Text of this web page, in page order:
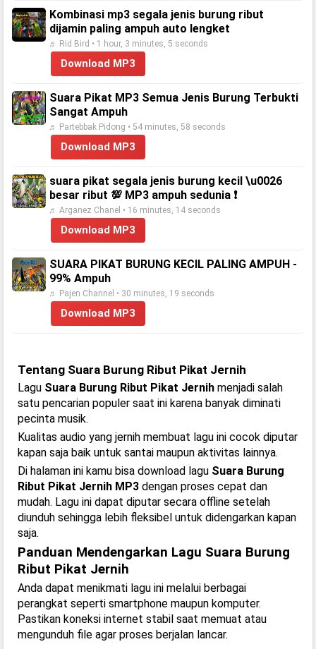
Kombinasi mp3 segala jenis burung ribut
dijamin paling ampuh auto lengket
♬ Rid Bird • 1 hour, 3 minutes, 5 seconds
Download MP3
Suara Pikat MP3 Semua Jenis Burung Terbukti
Sangat Ampuh
♬ Partebbak Pidong • 54 minutes, 58 seconds
Download MP3
suara pikat segala jenis burung kecil \u0026
besar ribut 💯 MP3 ampuh sedunia ❗
♬ Arganez Chanel • 16 minutes, 14 seconds
Download MP3
SUARA PIKAT BURUNG KECIL PALING AMPUH -
99% Ampuh
♬ Pajen Channel • 30 minutes, 19 seconds
Download MP3
Tentang Suara Burung Ribut Pikat Jernih
Lagu Suara Burung Ribut Pikat Jernih menjadi salah
satu pencarian populer saat ini karena banyak diminati
pecinta musik.
Kualitas audio yang jernih membuat lagu ini cocok diputar
kapan saja baik untuk santai maupun aktivitas lainnya.
Di halaman ini kamu bisa download lagu Suara Burung
Ribut Pikat Jernih MP3 dengan proses cepat dan
mudah. Lagu ini dapat diputar secara offline setelah
diunduh sehingga lebih fleksibel untuk didengarkan kapan
saja.
Panduan Mendengarkan Lagu Suara Burung
Ribut Pikat Jernih
Anda dapat menikmati lagu ini melalui berbagai
perangkat seperti smartphone maupun komputer.
Pastikan koneksi internet stabil saat memuat atau
mengunduh file agar proses berjalan lancar.